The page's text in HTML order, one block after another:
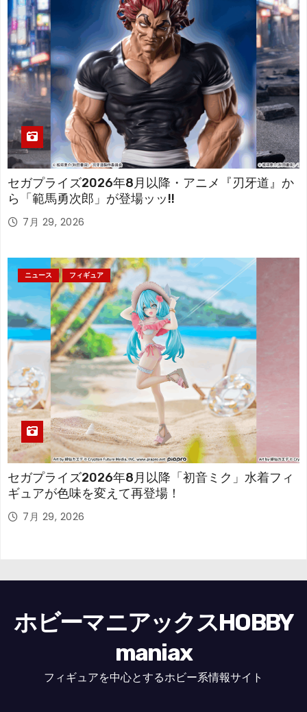
セガプライズ2026年8月以降・アニメ『刃牙道』か
ら「範馬勇次郎」が登場ッッ!!
7月 29, 2026
ニュース フィギュア
セガプライズ2026年8月以降「初音ミク」水着フィ
ギュアが色味を変えて再登場！
7月 29, 2026
ホビーマニアックスHOBBY
maniax
フィギュアを中心とするホビー系情報サイト